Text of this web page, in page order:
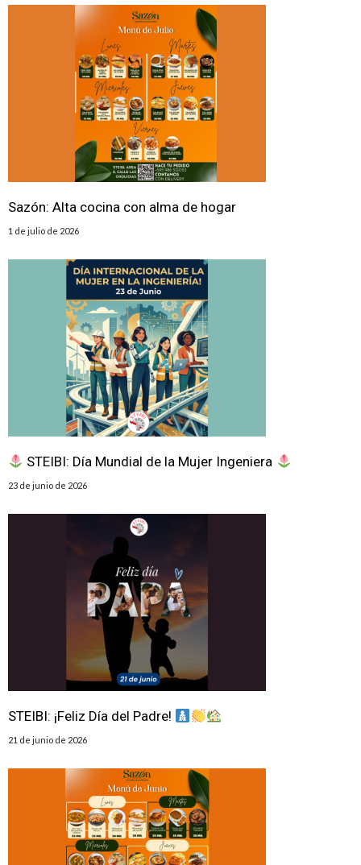
Sazón: Alta cocina con alma de hogar
1 de julio de 2026
STEIBI: Día Mundial de la Mujer Ingeniera
23 de junio de 2026
STEIBI: ¡Feliz Día del Padre!
21 de junio de 2026